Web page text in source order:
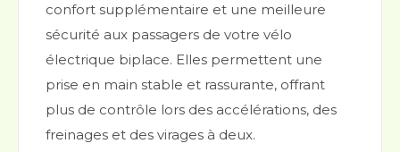
confort supplémentaire et une meilleure
sécurité aux passagers de votre vélo
électrique biplace. Elles permettent une
prise en main stable et rassurante, offrant
plus de contrôle lors des accélérations, des
freinages et des virages à deux.